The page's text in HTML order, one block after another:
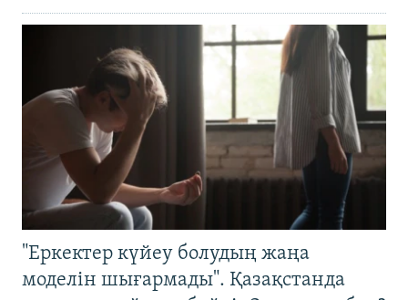
"Еркектер күйеу болудың жаңа
моделін шығармады". Қазақстанда